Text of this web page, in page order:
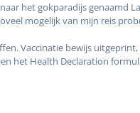
het gokparadijs genaamd
mogelijk van mijn reis
Vaccinatie bewijs
het Health Declaration